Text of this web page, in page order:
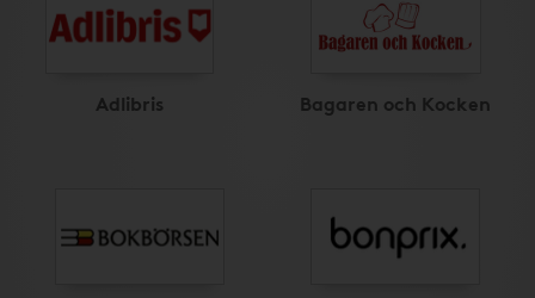
Adlibris Bagaren och Kocken